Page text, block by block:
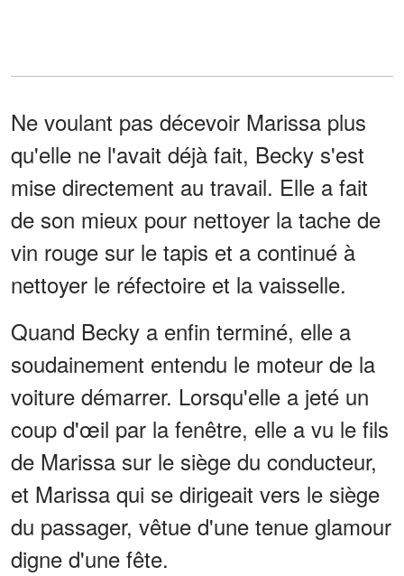
Ne voulant pas décevoir Marissa plus
qu'elle ne l'avait déjà fait, Becky s'est
mise directement au travail. Elle a fait
de son mieux pour nettoyer la tache de
vin rouge sur le tapis et a continué à
nettoyer le réfectoire et la vaisselle.
Quand Becky a enfin terminé, elle a
soudainement entendu le moteur de la
voiture démarrer. Lorsqu'elle a jeté un
coup d'œil par la fenêtre, elle a vu le fils
de Marissa sur le siège du conducteur,
et Marissa qui se dirigeait vers le siège
du passager, vêtue d'une tenue glamour
digne d'une fête.